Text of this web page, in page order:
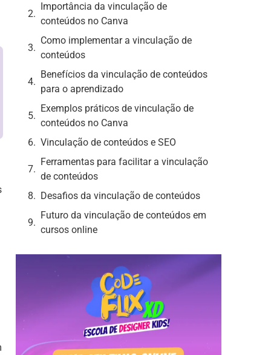
Importância da vinculação de
conteúdos no Canva
Como implementar a vinculação de
conteúdos
Benefícios da vinculação de conteúdos
para o aprendizado
Exemplos práticos de vinculação de
conteúdos no Canva
Vinculação de conteúdos e SEO
Ferramentas para facilitar a vinculação
de conteúdos
Desafios da vinculação de conteúdos
Futuro da vinculação de conteúdos em
cursos online